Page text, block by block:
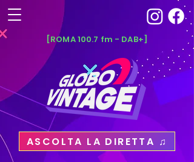
[ROMA 100.7 fm - DAB+]
ASCOLTA LA DIRETTA ♫